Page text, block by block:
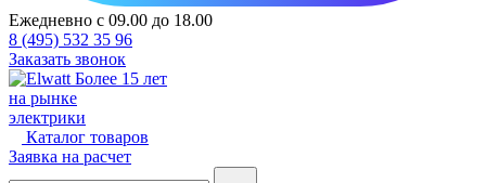
Ежедневно с 09.00 до 18.00
8 (495) 532 35 96
Заказать звонок
Более 15 лет
на рынке
электрики
Каталог товаров
Заявка на расчет